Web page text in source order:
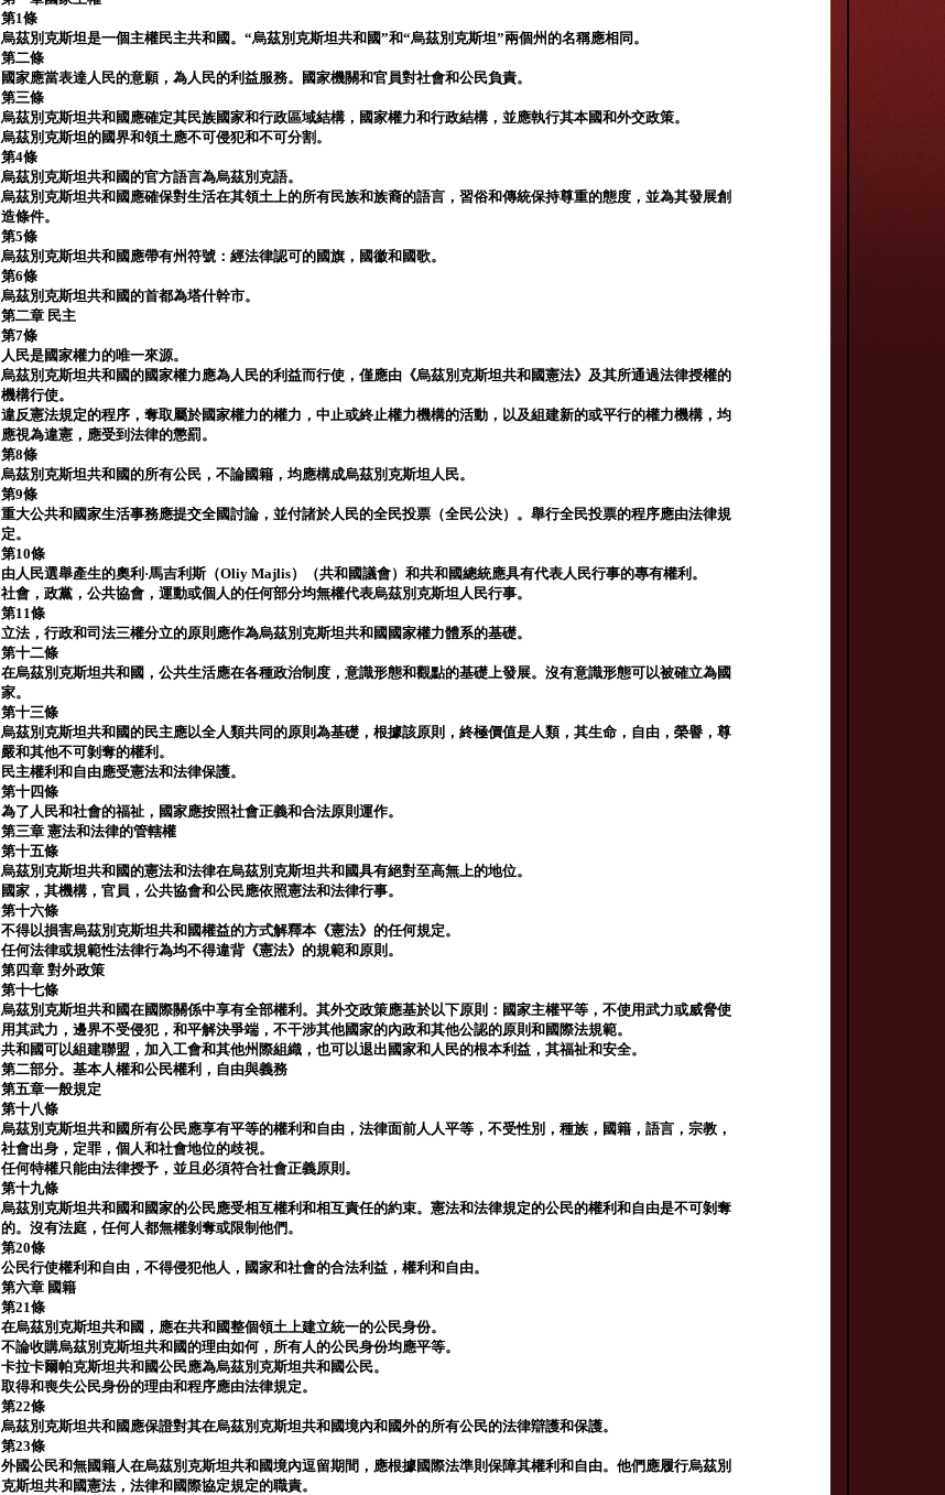
第1條
烏茲別克斯坦是一個主權民主共和國。“烏茲別克斯坦共和國”和“烏茲別克斯坦”兩個州的名稱應相同。
第二條
國家應當表達人民的意願，為人民的利益服務。國家機關和官員對社會和公民負責。
第三條
烏茲別克斯坦共和國應確定其民族國家和行政區域結構，國家權力和行政結構，並應執行其本國和外交政策。
烏茲別克斯坦的國界和領土應不可侵犯和不可分割。
第4條
烏茲別克斯坦共和國的官方語言為烏茲別克語。
烏茲別克斯坦共和國應確保對生活在其領土上的所有民族和族裔的語言，習俗和傳統保持尊重的態度，並為其發展創
造條件。
第5條
烏茲別克斯坦共和國應帶有州符號：經法律認可的國旗，國徽和國歌。
第6條
烏茲別克斯坦共和國的首都為塔什幹市。
第二章 民主
第7條
人民是國家權力的唯一來源。
烏茲別克斯坦共和國的國家權力應為人民的利益而行使，僅應由《烏茲別克斯坦共和國憲法》及其所通過法律授權的
機構行使。
違反憲法規定的程序，奪取屬於國家權力的權力，中止或終止權力機構的活動，以及組建新的或平行的權力機構，均
應視為違憲，應受到法律的懲罰。
第8條
烏茲別克斯坦共和國的所有公民，不論國籍，均應構成烏茲別克斯坦人民。
第9條
重大公共和國家生活事務應提交全國討論，並付諸於人民的全民投票（全民公決）。舉行全民投票的程序應由法律規
定。
第10條
由人民選舉產生的奧利·馬吉利斯（Oliy Majlis）（共和國議會）和共和國總統應具有代表人民行事的專有權利。
社會，政黨，公共協會，運動或個人的任何部分均無權代表烏茲別克斯坦人民行事。
第11條
立法，行政和司法三權分立的原則應作為烏茲別克斯坦共和國國家權力體系的基礎。
第十二條
在烏茲別克斯坦共和國，公共生活應在各種政治制度，意識形態和觀點的基礎上發展。沒有意識形態可以被確立為國
家。
第十三條
烏茲別克斯坦共和國的民主應以全人類共同的原則為基礎，根據該原則，終極價值是人類，其生命，自由，榮譽，尊
嚴和其他不可剝奪的權利。
民主權利和自由應受憲法和法律保護。
第十四條
為了人民和社會的福祉，國家應按照社會正義和合法原則運作。
第三章 憲法和法律的管轄權
第十五條
烏茲別克斯坦共和國的憲法和法律在烏茲別克斯坦共和國具有絕對至高無上的地位。
國家，其機構，官員，公共協會和公民應依照憲法和法律行事。
第十六條
不得以損害烏茲別克斯坦共和國權益的方式解釋本《憲法》的任何規定。
任何法律或規範性法律行為均不得違背《憲法》的規範和原則。
第四章 對外政策
第十七條
烏茲別克斯坦共和國在國際關係中享有全部權利。其外交政策應基於以下原則：國家主權平等，不使用武力或威脅使
用其武力，邊界不受侵犯，和平解決爭端，不干涉其他國家的內政和其他公認的原則和國際法規範。
共和國可以組建聯盟，加入工會和其他州際組織，也可以退出國家和人民的根本利益，其福祉和安全。
第二部分。基本人權和公民權利，自由與義務
第五章一般規定
第十八條
烏茲別克斯坦共和國所有公民應享有平等的權利和自由，法律面前人人平等，不受性別，種族，國籍，語言，宗教，
社會出身，定罪，個人和社會地位的歧視。
任何特權只能由法律授予，並且必須符合社會正義原則。
第十九條
烏茲別克斯坦共和國和國家的公民應受相互權利和相互責任的約束。憲法和法律規定的公民的權利和自由是不可剝奪
的。沒有法庭，任何人都無權剝奪或限制他們。
第20條
公民行使權利和自由，不得侵犯他人，國家和社會的合法利益，權利和自由。
第六章 國籍
第21條
在烏茲別克斯坦共和國，應在共和國整個領土上建立統一的公民身份。
不論收購烏茲別克斯坦共和國的理由如何，所有人的公民身份均應平等。
卡拉卡爾帕克斯坦共和國公民應為烏茲別克斯坦共和國公民。
取得和喪失公民身份的理由和程序應由法律規定。
第22條
烏茲別克斯坦共和國應保證對其在烏茲別克斯坦共和國境內和國外的所有公民的法律辯護和保護。
第23條
外國公民和無國籍人在烏茲別克斯坦共和國境內逗留期間，應根據國際法準則保障其權利和自由。他們應履行烏茲別
克斯坦共和國憲法，法律和國際協定規定的職責。